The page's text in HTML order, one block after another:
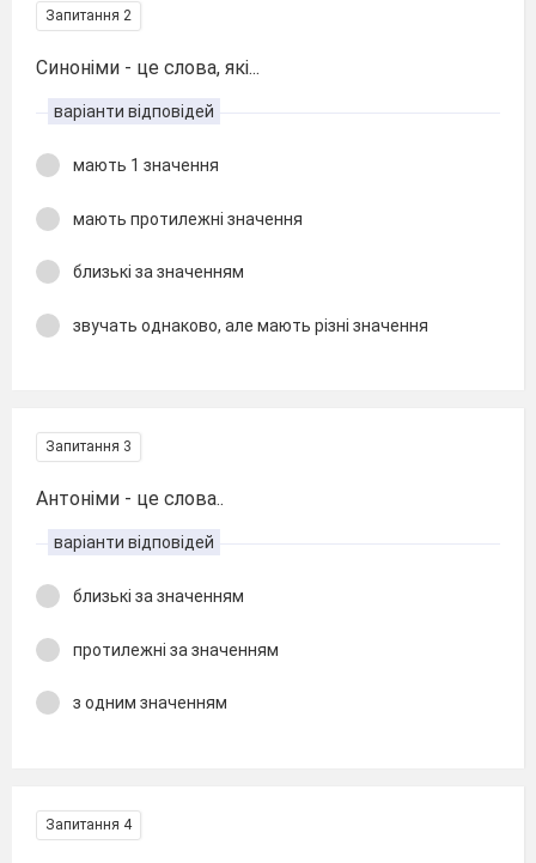
Запитання 2
Синоніми - це слова, які...
варіанти відповідей
мають 1 значення
мають протилежні значення
близькі за значенням
звучать однаково, але мають різні значення
Запитання 3
Антоніми - це слова..
варіанти відповідей
близькі за значенням
протилежні за значенням
з одним значенням
Запитання 4